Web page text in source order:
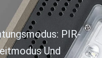
PIR-
Und